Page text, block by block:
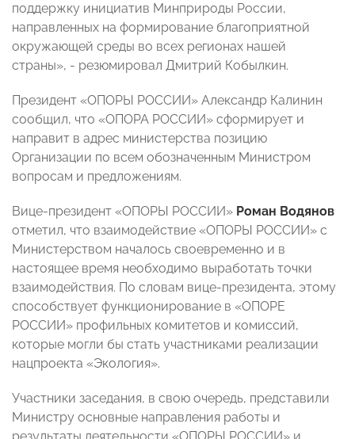
поддержку инициатив Минприроды России,
направленных на формирование благоприятной
окружающей среды во всех регионах нашей
страны», - резюмировал Дмитрий Кобылкин.
Президент «ОПОРЫ РОССИИ» Александр Калинин
сообщил, что «ОПОРА РОССИИ» сформирует и
направит в адрес министерства позицию
Организации по всем обозначенным Министром
вопросам и предложениям.
Вице-президент «ОПОРЫ РОССИИ» Роман Водянов
отметил, что взаимодействие «ОПОРЫ РОССИИ» с
Министерством началось своевременно и в
настоящее время необходимо выработать точки
взаимодействия. По словам вице-президента, этому
способствует функционирование в «ОПОРЕ
РОССИИ» профильных комитетов и комиссий,
которые могли бы стать участниками реализации
нацпроекта «Экология».
Участники заседания, в свою очередь, представили
Министру основные направления работы и